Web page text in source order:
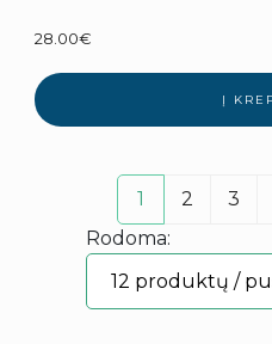
28.00€
Į
1 2 3
Rodoma: